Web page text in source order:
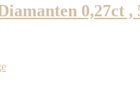
0,27ct ,